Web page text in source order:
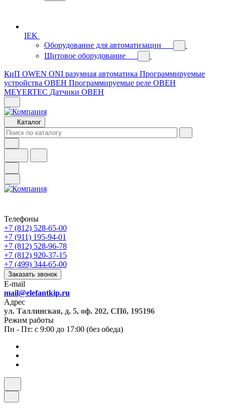
IEK
Оборудование для автоматизации
Щитовое оборудование
КиП OWEN ONI разумная автоматика Программируемые
устройства ОВЕН Программируемые реле ОВЕН
MEYERTEC Датчики ОВЕН
Каталог
Телефоны
+7 (812) 528-65-00
+7 (911) 195-94-01
+7 (812) 528-96-78
+7 (812) 920-37-15
+7 (499) 344-65-00
Заказать звонок
E-mail
mail@elefantkip.ru
Адрес
ул. Таллинская, д. 5, оф. 202, СПб, 195196
Режим работы
Пн - Пт: с 9:00 до 17:00 (без обеда)